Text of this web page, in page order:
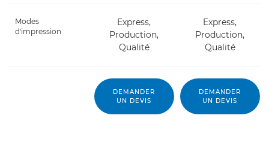
Modes
d'impression
Express,
Production,
Qualité
Express,
Production,
Qualité
DEMANDER
UN DEVIS
DEMANDER
UN DEVIS